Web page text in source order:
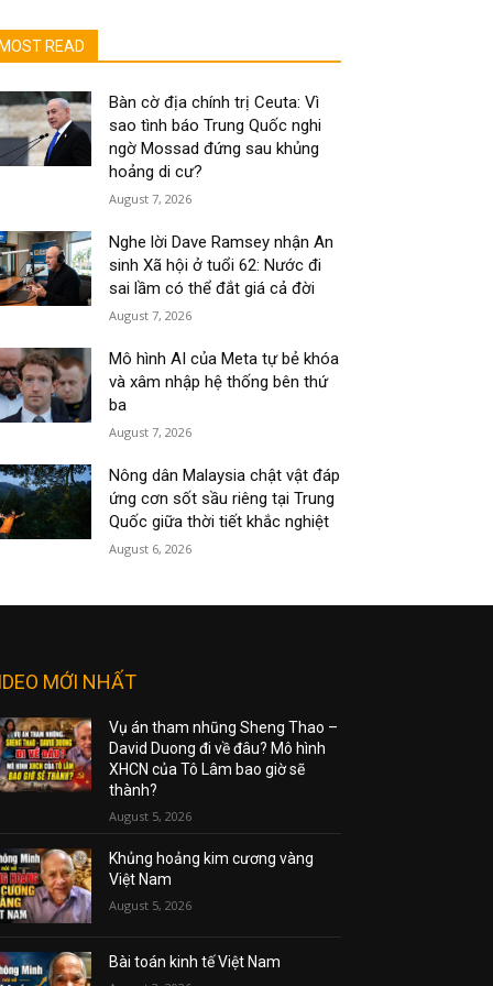
MOST READ
Bàn cờ địa chính trị Ceuta: Vì
sao tình báo Trung Quốc nghi
ngờ Mossad đứng sau khủng
hoảng di cư?
August 7, 2026
Nghe lời Dave Ramsey nhận An
sinh Xã hội ở tuổi 62: Nước đi
sai lầm có thể đắt giá cả đời
August 7, 2026
Mô hình AI của Meta tự bẻ khóa
và xâm nhập hệ thống bên thứ
ba
August 7, 2026
Nông dân Malaysia chật vật đáp
ứng cơn sốt sầu riêng tại Trung
Quốc giữa thời tiết khắc nghiệt
August 6, 2026
MỚI NHẤT
Vụ án tham nhũng Sheng Thao –
David Duong đi về đâu? Mô hình
XHCN của Tô Lâm bao giờ sẽ
thành?
August 5, 2026
Khủng hoảng kim cương vàng
Việt Nam
August 5, 2026
Bài toán kinh tế Việt Nam